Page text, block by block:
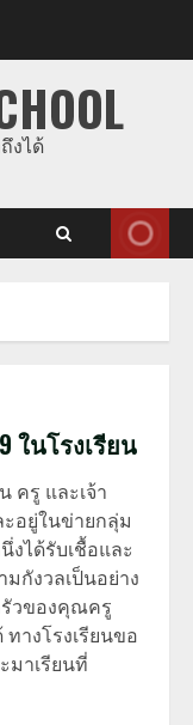
งได้
ในโรงเรียน
ครู และเจ้า
อยู่ในข่ายกลุ่ม
ได้รับเชื้อและ
กังวลเป็นอย่าง
รัวของคุณครู
างโรงเรียนขอ
มาเรียนที่